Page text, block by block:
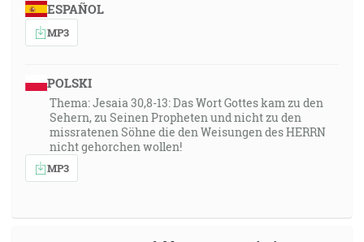
ESPAÑOL
MP3
POLSKI
Thema: Jesaia 30,8-13: Das Wort Gottes kam zu den
Sehern, zu Seinen Propheten und nicht zu den
missratenen Söhne die den Weisungen des HERRN
nicht gehorchen wollen!
MP3